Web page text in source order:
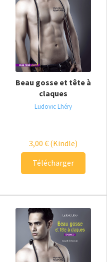
Beau gosse et tête à
claques
Ludovic Lhéry
3,00€ (Kindle)
Télécharger